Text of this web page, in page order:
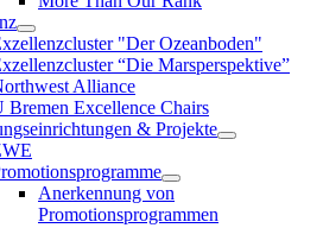
"Der Ozeanboden"
“Die Marsperspektive”
Alliance
Bremen Excellence Chairs
& Projekte
Anerkennung von
Promotionsprogrammen